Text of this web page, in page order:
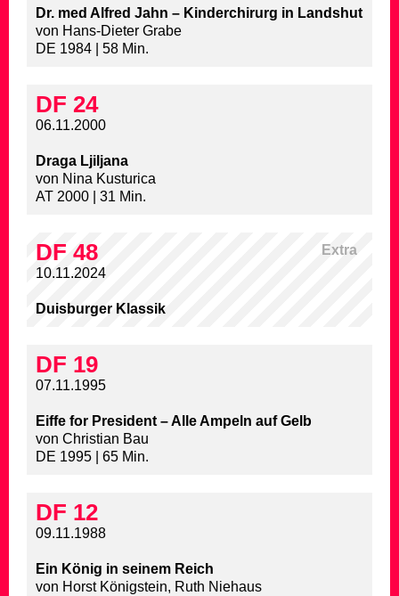
Dr. med Alfred Jahn – Kinderchirurg in Landshut
von Hans-Dieter Grabe
DE 1984 | 58 Min.
DF 24
06.11.2000
Draga Ljiljana
von Nina Kusturica
AT 2000 | 31 Min.
Extra
DF 48
10.11.2024
Duisburger Klassik
DF 19
07.11.1995
Eiffe for President – Alle Ampeln auf Gelb
von Christian Bau
DE 1995 | 65 Min.
DF 12
09.11.1988
Ein König in seinem Reich
von Horst Königstein, Ruth Niehaus